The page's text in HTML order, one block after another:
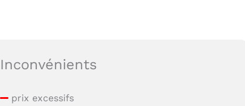
Inconvénients
prix excessifs